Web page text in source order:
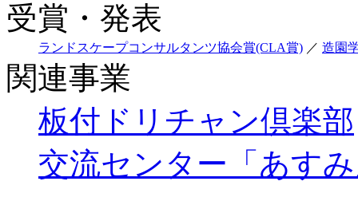
受賞・発表
ランドスケープコンサルタンツ協会賞(CLA賞) ／ 造園
関連事業
板付ドリチャン倶楽部
交流センター「あす